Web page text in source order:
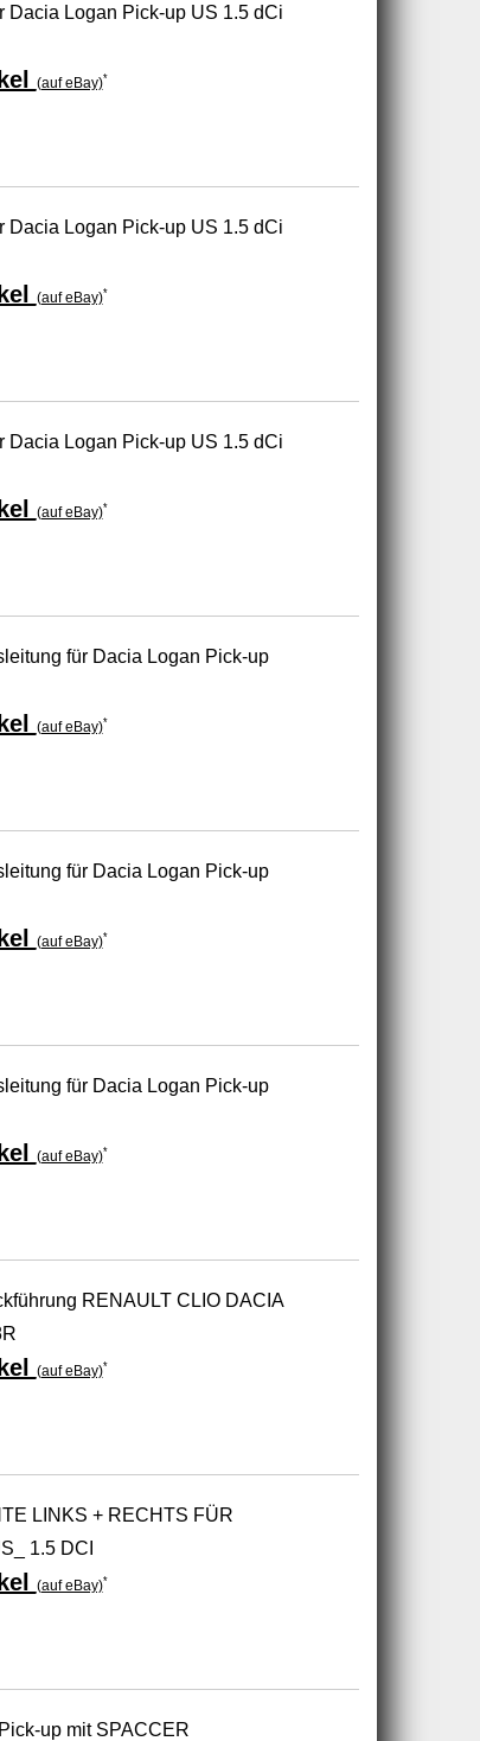
Dacia Logan Pick-up US 1.5 dCi
(auf eBay)*
Dacia Logan Pick-up US 1.5 dCi
(auf eBay)*
Dacia Logan Pick-up US 1.5 dCi
(auf eBay)*
für Dacia Logan Pick-up
(auf eBay)*
für Dacia Logan Pick-up
(auf eBay)*
für Dacia Logan Pick-up
(auf eBay)*
RENAULT CLIO DACIA
(auf eBay)*
LINKS + RECHTS FÜR
1.5 DCI
(auf eBay)*
up mit SPACCER